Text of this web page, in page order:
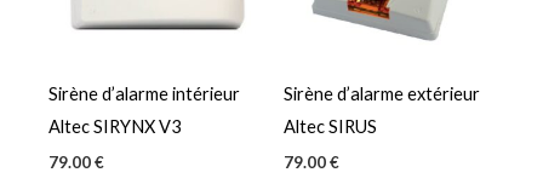
Sirène d’alarme intérieur
Altec SIRYNX V3
79.00€
Sirène d’alarme extérieur
Altec SIRUS
79.00€